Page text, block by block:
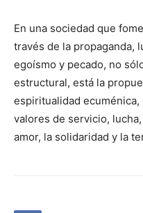
En una sociedad que
través de la propaganda,
egoísmo y pecado, no
estructural, está la
espiritualidad
valores de servicio,
amor, la solidaridad y la